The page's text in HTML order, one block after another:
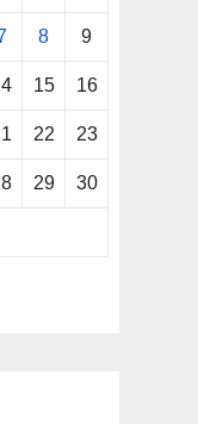
8 9
15 16
22 23
29 30